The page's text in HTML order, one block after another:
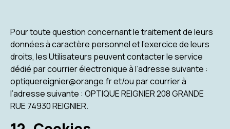
Pour toute question concernant le traitement de leurs
données à caractère personnel et l’exercice de leurs
droits, les Utilisateurs peuvent contacter le service
dédié par courrier électronique à l’adresse suivante :
optiquereignier@orange.fr et/ou par courrier à
l’adresse suivante : OPTIQUE REIGNIER 208 GRANDE
RUE 74930 REIGNIER.